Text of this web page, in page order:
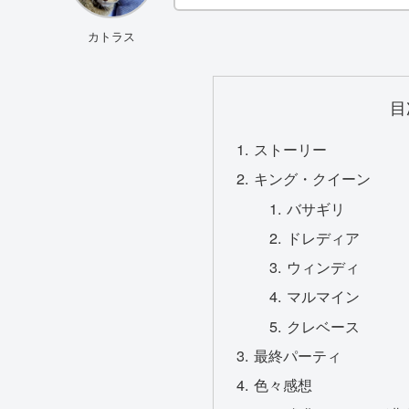
カトラス
ストーリー
キング・クイーン
バサギリ
ドレディア
ウィンディ
マルマイン
クレベース
最終パーティ
色々感想